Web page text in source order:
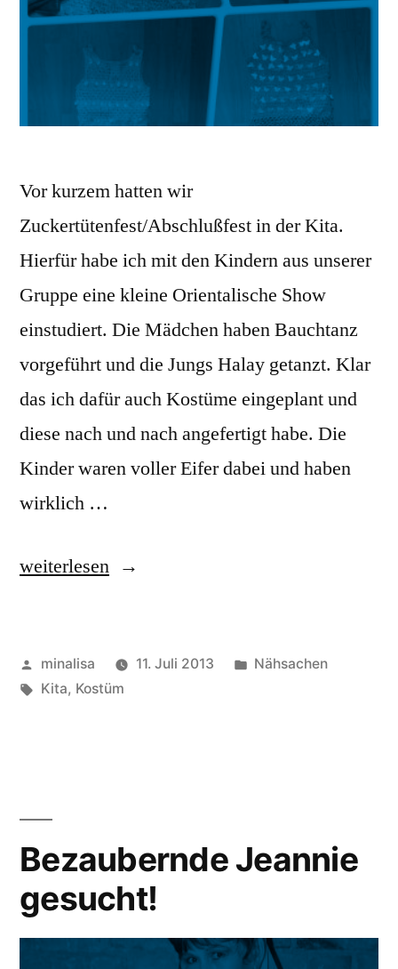
Vor kurzem hatten wir
Zuckertütenfest/Abschlußfest in der Kita.
Hierfür habe ich mit den Kindern aus unserer
Gruppe eine kleine Orientalische Show
einstudiert. Die Mädchen haben Bauchtanz
vorgeführt und die Jungs Halay getanzt. Klar
das ich dafür auch Kostüme eingeplant und
diese nach und nach angefertigt habe. Die
Kinder waren voller Eifer dabei und haben
wirklich …
„Kita
weiterlesen
Veröffentlicht
von
minalisa 11. Juli 2013
Veröffentlicht
Nähsachen
Schlagwörter:
Kita, Kostüm
Bezaubernde Jeannie
gesucht!